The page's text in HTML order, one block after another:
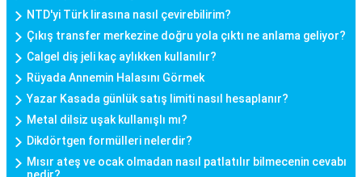
NTD'yi Türk lirasına nasıl çevirebilirim?
Çıkış transfer merkezine doğru yola çıktı ne anlama geliyor?
Calgel diş jeli kaç aylıkken kullanılır?
Rüyada Annemin Halasını Görmek
Yazar Kasada günlük satış limiti nasıl hesaplanır?
Metal dilsiz uşak kullanışlı mı?
Dikdörtgen formülleri nelerdir?
Mısır ateş ve ocak olmadan nasıl patlatılır bilmecenin cevabı